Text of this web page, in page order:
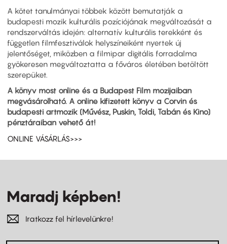
A kötet tanulmányai többek között bemutatják a
budapesti mozik kulturális pozíciójának megváltozását a
rendszerváltás idején: alternatív kulturális terekként és
független filmfesztiválok helyszíneiként nyertek új
jelentőséget, miközben a filmipar digitális forradalma
gyökeresen megváltoztatta a főváros életében betöltött
szerepüket.
A könyv most online és a Budapest Film mozijaiban
megvásárolható. A online kifizetett könyv a Corvin és
budapesti artmozik (Művész, Puskin, Toldi, Tabán és Kino)
pénztáraiban vehető át!
ONLINE VÁSÁRLÁS>>>
Maradj képben!
Iratkozz fel hírlevelünkre!